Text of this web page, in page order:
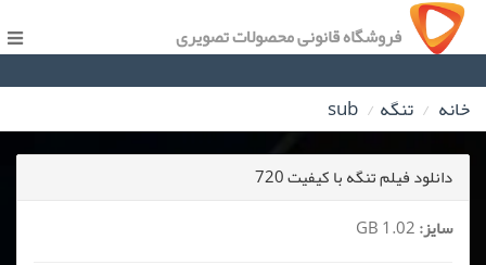
فروشگاه قانونی محصولات تصویری
خانه تنگه sub
دانلود فیلم تنگه با کیفیت 720
سایز: